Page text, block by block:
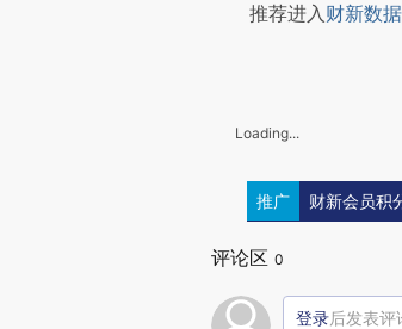
推荐进入财新数
Loading...
推广 财新会员积
评论区 0
登录后发表评